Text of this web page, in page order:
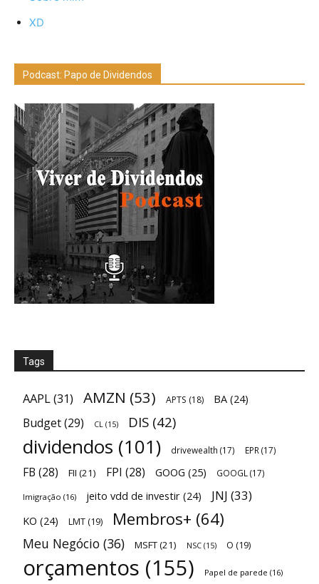
XD
Podcast: Papo de Dividendos
Tags
AAPL(31) AMZN (53) APTS (18) BA (24)
Budget(29) CL (15) DIS (42)
dividendos (101) drivewealth (17) EPR (17)
FB (28) FII (21) FPI (28) GOOG (25) GOOGL (17)
Imigração (16) jeito vdd de investir (24) JNJ (33)
KO (24) LMT (19) Membros+ (64)
Meu Negócio (36) MSFT(21) NSC (15) O (19)
orçamentos (155) Papel de parede (16)